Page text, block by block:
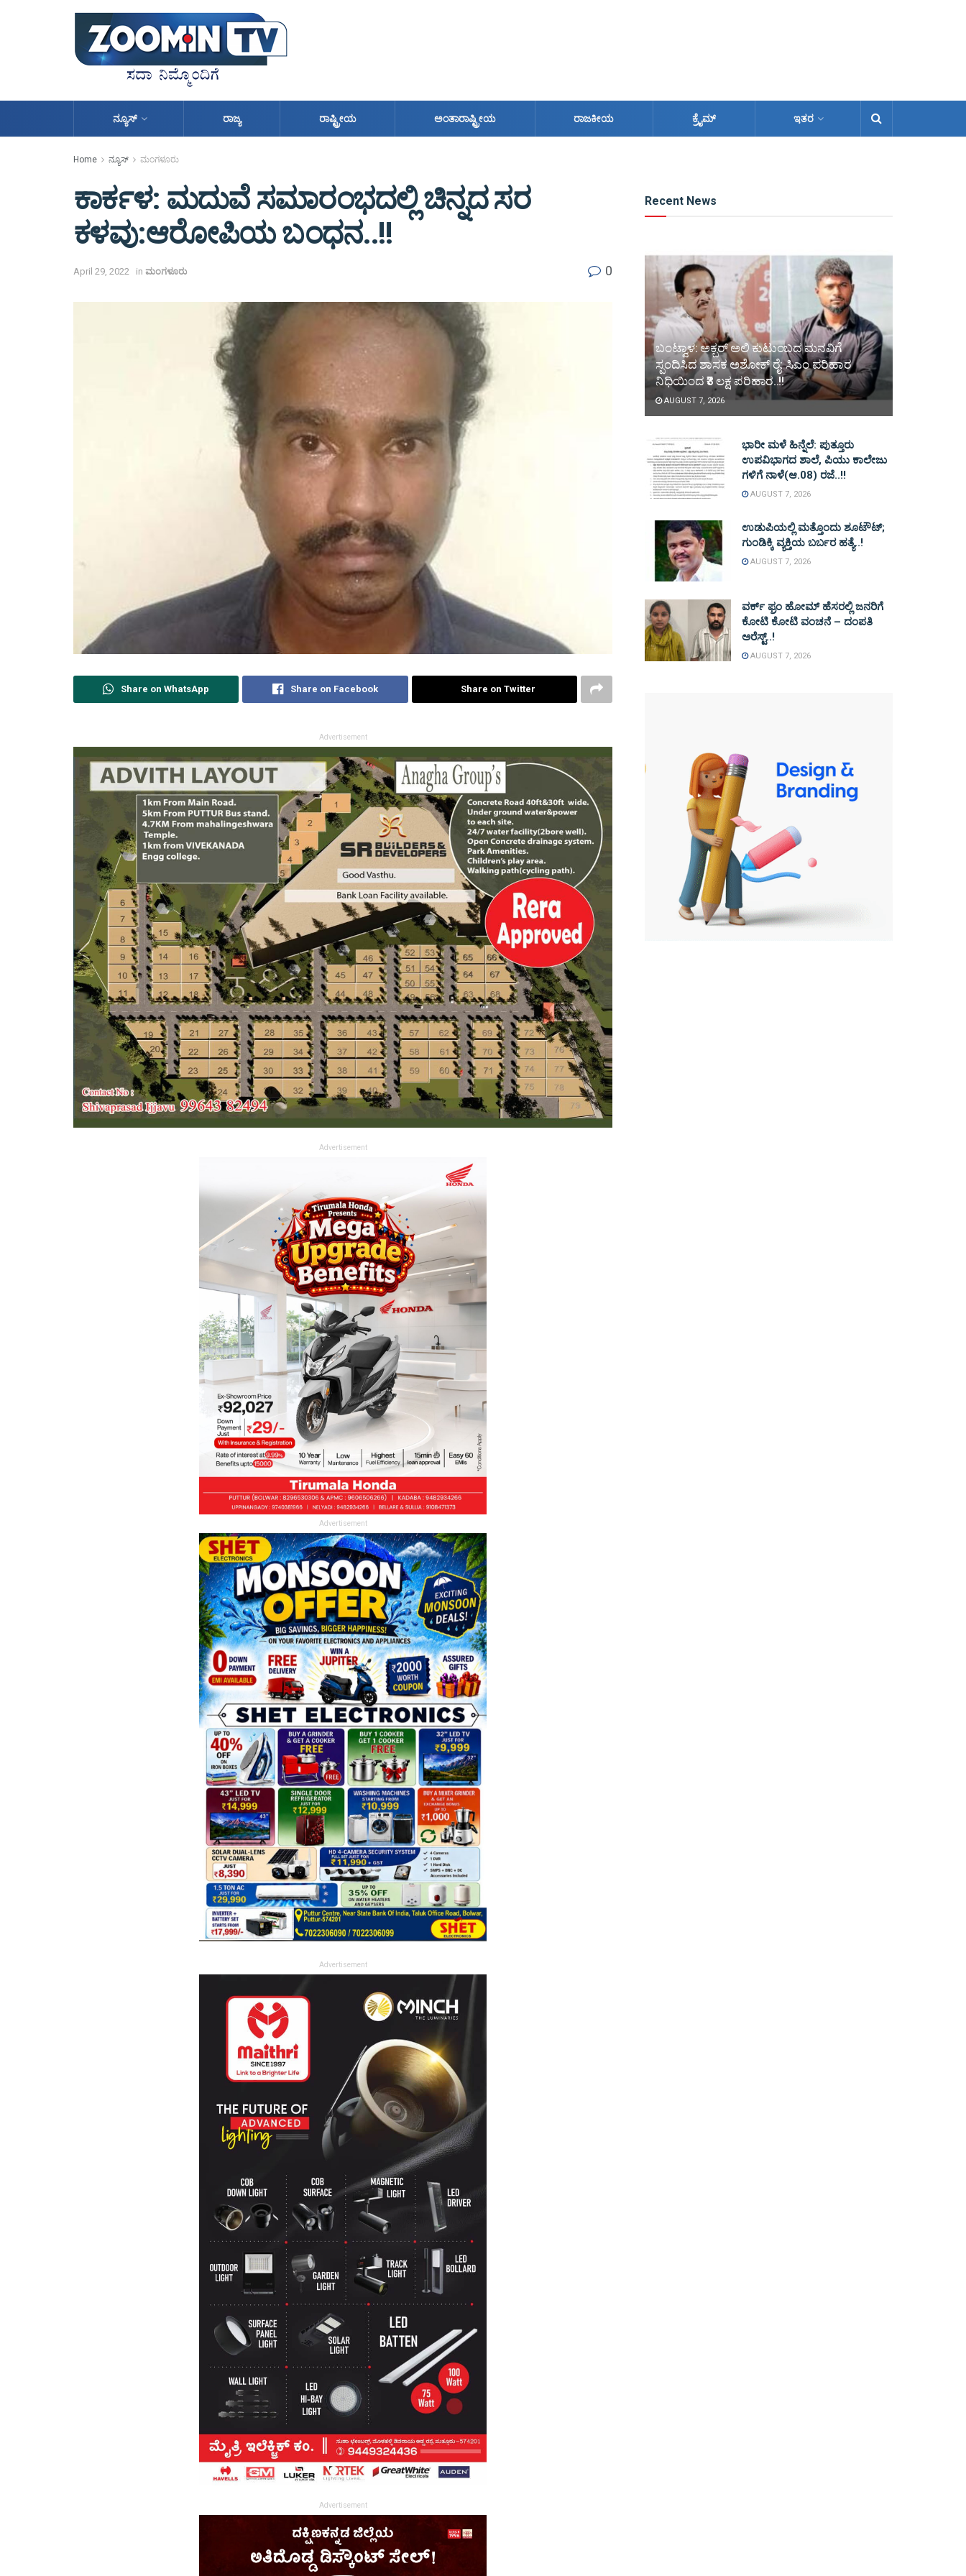
ನ್ಯೂಸ್ ರಾಜ್ಯ ರಾಷ್ಟ್ರೀಯ ಅಂತಾರಾಷ್ಟ್ರೀಯ ರಾಜಕೀಯ ಕ್ರೈಮ್ ಇತರ
Home ನ್ಯೂಸ್ ಮಂಗಳೂರು
ಕಾರ್ಕಳ: ಮದುವೆ ಸಮಾರಂಭದಲ್ಲಿ ಚಿನ್ನದ ಸರ
ಕಳವು:ಆರೋಪಿಯ ಬಂಧನ..!!
April 29, 2022 in ಮಂಗಳೂರು 0
Share on WhatsApp Share on Facebook Share on Twitter
Advertisement
Advertisement
Advertisement
Advertisement
Advertisement
Recent News
ಬಂಟ್ವಾಳ: ಅಕ್ಬರ್ ಅಲಿ ಕುಟುಂಬದ ಮನವಿಗೆ
ಸ್ಪಂದಿಸಿದ ಶಾಸಕ ಅಶೋಕ್ ರೈ: ಸಿಎಂ ಪರಿಹಾರ
ನಿಧಿಯಿಂದ ₹3 ಲಕ್ಷ ಪರಿಹಾರ..!!
AUGUST 7, 2026
ಭಾರೀ ಮಳೆ ಹಿನ್ನೆಲೆ: ಪುತ್ತೂರು
ಉಪವಿಭಾಗದ ಶಾಲೆ, ಪಿಯು ಕಾಲೇಜು
ಗಳಿಗೆ ನಾಳೆ(ಆ.08) ರಜೆ..!!
AUGUST 7, 2026
ಉಡುಪಿಯಲ್ಲಿ ಮತ್ತೊಂದು ಶೂಟೌಟ್‌;
ಗುಂಡಿಕ್ಕಿ ವ್ಯಕ್ತಿಯ ಬರ್ಬರ ಹತ್ಯೆ..!
AUGUST 7, 2026
ವರ್ಕ್ ಫ್ರಂ ಹೋಮ್ ಹೆಸರಲ್ಲಿ ಜನರಿಗೆ
ಕೋಟಿ ಕೋಟಿ ವಂಚನೆ – ದಂಪತಿ
ಅರೆಸ್ಟ್..!
AUGUST 7, 2026